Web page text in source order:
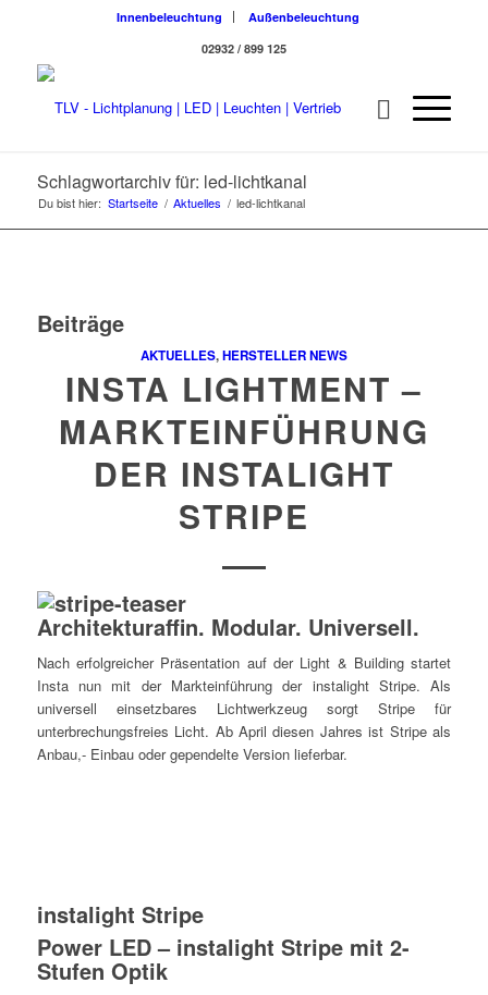
Innenbeleuchtung
Außenbeleuchtung
02932 / 899 125
Schlagwortarchiv für: led-lichtkanal
Du bist hier: Startseite / Aktuelles / led-lichtkanal
Beiträge
AKTUELLES,HERSTELLER NEWS
INSTA LIGHTMENT –
MARKTEINFÜHRUNG
DER INSTALIGHT
STRIPE
Architekturaffin. Modular. Universell.
Nach erfolgreicher Präsentation auf der Light & Building startet
Insta nun mit der Markteinführung der instalight Stripe. Als
universell einsetzbares Lichtwerkzeug sorgt Stripe für
unterbrechungsfreies Licht. Ab April diesen Jahres ist Stripe als
Anbau,- Einbau oder gependelte Version lieferbar.
instalight Stripe
Power LED – instalight Stripe mit 2-
Stufen Optik